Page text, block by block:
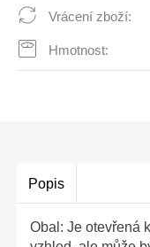
Vrácení zboží:
Hmotnost:
Popis
Obal: Je otevřená